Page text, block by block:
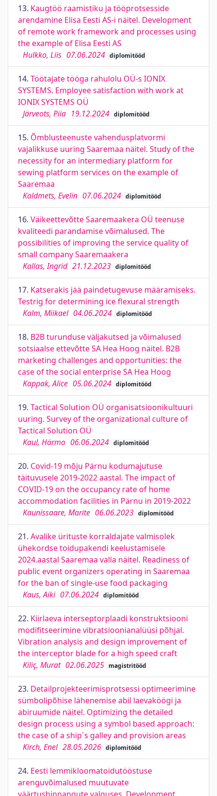
13. Kaugtöö raamistiku ja tööprotsesside
arendamine Elisa Eesti AS-i näitel. Development
of remote work framework and processes using
the example of Elisa Eesti AS
Hulkko, Liis 07.06.2024 diplomitööd
14. Töötajate tööga rahulolu OÜ-s IONIX
SYSTEMS. Employee satisfaction with work at
IONIX SYSTEMS OÜ
Järveots, Piia 19.12.2024 diplomitööd
15. Õmblusteenuste vahendusplatvormi
vajalikkuse uuring Saaremaa näitel. Study of the
necessity for an intermediary platform for
sewing platform services on the example of
Saaremaa
Kaldmets, Evelin 07.06.2024 diplomitööd
16. Väikeettevõtte Saaremaakera OÜ teenuse
kvaliteedi parandamise võimalused. The
possibilities of improving the service quality of
small company Saaremaakera
Kallas, Ingrid 21.12.2023 diplomitööd
17. Katserakis jää paindetugevuse määramiseks.
Testrig for determining ice flexural strength
Kalm, Miikael 04.06.2024 diplomitööd
18. B2B turunduse väljakutsed ja võimalused
sotsiaalse ettevõtte SA Hea Hoog näitel. B2B
marketing challenges and opportunities: the
case of the social enterprise SA Hea Hoog
Kappak, Alice 05.06.2024 diplomitööd
19. Tactical Solution OÜ organisatsioonikultuuri
uuring. Survey of the organizational culture of
Tactical Solution OÜ
Kaul, Härmo 06.06.2024 diplomitööd
20. Covid-19 mõju Pärnu kodumajutuse
täituvusele 2019-2022 aastal. The impact of
COVID-19 on the occupancy rate of home
accommodation facilities in Pärnu in 2019-2022
Kaunissaare, Marite 06.06.2023 diplomitööd
21. Avalike ürituste korraldajate valmisolek
ühekordse toidupakendi keelustamisele
2024.aastal Saaremaa valla näitel. Readiness of
public event organizers operating in Saaremaa
for the ban of single-use food packaging
Kaus, Aiki 07.06.2024 diplomitööd
22. Kiirlaeva interseptorplaadi konstruktsiooni
modifitseerimine vibratsioonianalüüsi põhjal.
Vibration analysis and design improvement of
the interceptor blade for a high speed craft
Kiliç, Murat 02.06.2025 magistritööd
23. Detailprojekteerimisprotsessi optimeerimine
sümbolipõhise lähenemise abil laevaköögi ja
abiruumide näitel. Optimizing the detailed
design process using a symbol based approach:
the case of a ship´s galley and provision areas
Kirch, Enel 28.05.2026 diplomitööd
24. Eesti lemmikloomatoidutööstuse
arenguvõimalused muutuvate